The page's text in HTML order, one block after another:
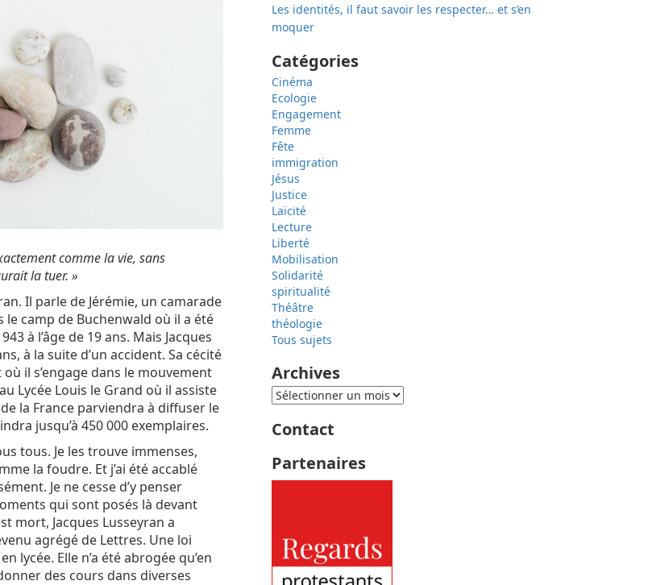
comme la vie, sans
la tuer. »
Il parle de Jérémie, un camarade
camp de Buchenwald où il a été
à l’âge de 19 ans. Mais Jacques
à la suite d’un accident. Sa cécité
il s’engage dans le mouvement
Lycée Louis le Grand où il assiste
la France parviendra à diffuser le
jusqu’à 450 000 exemplaires.
tous. Je les trouve immenses,
la foudre. Et j’ai été accablé
Je ne cesse d’y penser
qui sont posés là devant
mort, Jacques Lusseyran a
agrégé de Lettres. Une loi
lycée. Elle n’a été abrogée qu’en
des cours dans diverses
Les identités, il faut savoir les respecter… et s’en
moquer
Catégories
Cinéma
Ecologie
Engagement
Femme
Fête
immigration
Jésus
Justice
Laïcité
Lecture
Liberté
Mobilisation
Solidarité
spiritualité
Théâtre
théologie
Tous sujets
Archives
Contact
Partenaires